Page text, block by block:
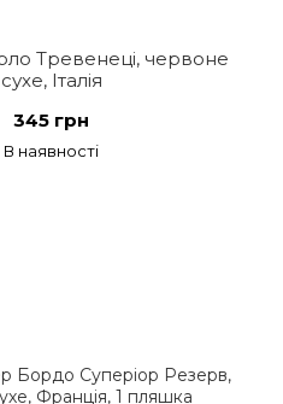
Тревенеці, червоне
сухе, Італія
345 грн
В наявності